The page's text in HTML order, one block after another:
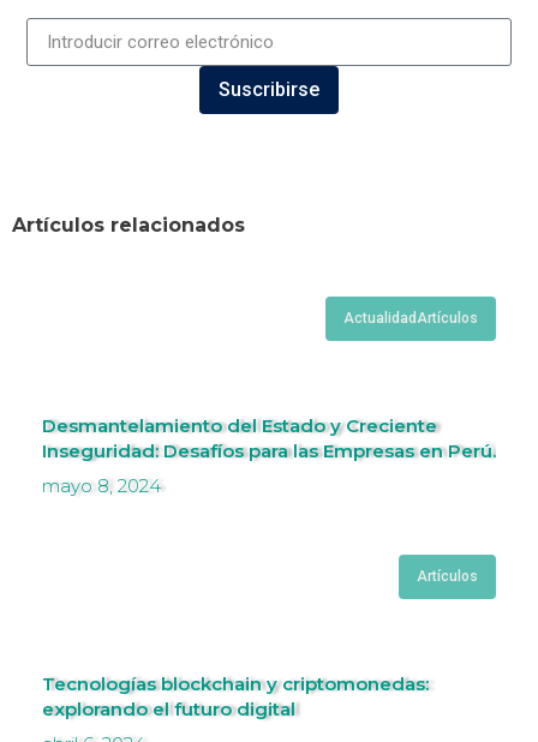
Suscribirse
Artículos relacionados
ActualidadArtículos
Desmantelamiento del Estado y Creciente
Inseguridad: Desafíos para las Empresas en Perú.
mayo 8, 2024
Artículos
Tecnologías blockchain y criptomonedas:
explorando el futuro digital